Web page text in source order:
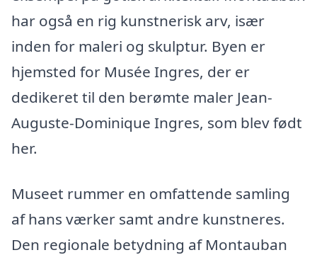
har også en rig kunstnerisk arv, især
inden for maleri og skulptur. Byen er
hjemsted for Musée Ingres, der er
dedikeret til den berømte maler Jean-
Auguste-Dominique Ingres, som blev født
her.
Museet rummer en omfattende samling
af hans værker samt andre kunstneres.
Den regionale betydning af Montauban